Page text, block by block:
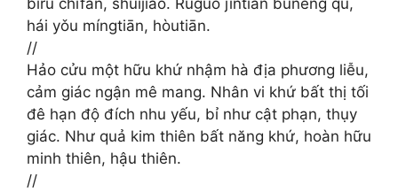
hái yǒu míngtiān, hòutiān.
//
Hảo cửu một hữu khứ nhậm hà địa phương liễu,
cảm giác ngận mê mang. Nhân vi khứ bất thị tối
đê hạn độ đích nhu yếu, bỉ như cật phạn, thụy
giác. Như quả kim thiên bất năng khứ, hoàn hữu
minh thiên, hậu thiên.
//